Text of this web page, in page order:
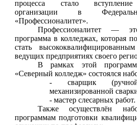
процесса стало вступление
организации в
«Профессионалитет».
Профессионалитет — это
программа в колледжах, которая
стать
ведущих предприятиях своего
В рамках этой
«Северный колледж» состоялся
- сварщик
механизированной
- мастер слесарных работ.
Также осуществлён
программам подготовки